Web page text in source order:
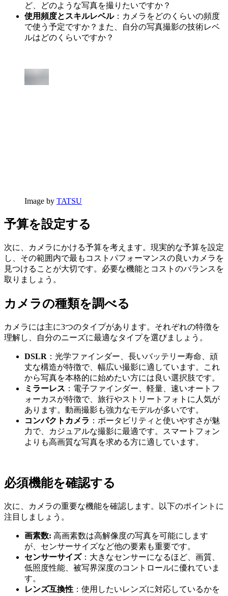
ど、どのような写真を撮りたいですか？
使用頻度とスキルレベル：カメラをどのくらいの頻度
で使う予定ですか？また、自分の写真撮影の技術レベ
ルはどのくらいですか？
Image by TATSU
予算を設定する
次に、カメラにかける予算を考えます。現実的な予算を設定
し、その範囲内で最もコストパフォーマンスの良いカメラを
見つけることが大切です。必要な機能とコストのバランスを
取りましょう。
カメラの種類を調べる
カメラには主に3つのタイプがあります。それぞれの特徴を
理解し、自分のニーズに最適なタイプを選びましょう。
DSLR ：光学ファインダー、長いバッテリー寿命、頑
丈な構造が特徴で、幅広い撮影に適しています。これ
から写真を本格的に始めたい方には良い選択肢です。
ミラーレス ：電子ファインダー、軽量、速いオートフ
ォーカスが特徴で、旅行やストリートフォトに人気が
あります。動画撮影も強力なモデルが多いです。
コンパクトカメラ ：ポータビリティと使いやすさが魅
力で、カジュアルな撮影に最適です。スマートフォン
よりも高画質な写真を求める方に適しています。
必須機能を確認する
次に、カメラの重要な機能を確認します。以下のポイントに
注目しましょう。
画素数: 高画素数は高解像度の写真を可能にします
が、センサーサイズなど他の要素も重要です。
センサーサイズ：大きなセンサーになるほど、画質、
低照度性能、被写界深度のコントロールに優れていま
す。
レンズ互換性 ：使用したいレンズに対応しているかを